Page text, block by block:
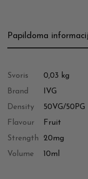
Papildoma
Svoris
0,03 kg
Brand
IVG
Density
50VG/50PG
Flavour
Fruit
Strength
20mg
Volume
10ml